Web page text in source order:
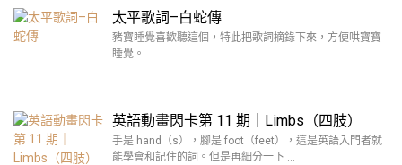
太平歌詞–白蛇傳
豬寶睡覺喜歡聽這個，特此把歌詞摘錄下來，方便哄寶寶
睡覺。
英語動畫閃卡第 11 期｜Limbs（四肢）
手是 hand（s），腳是 foot（feet），這是英語入門者就
能學會和記住的詞。但是再細分一下 …